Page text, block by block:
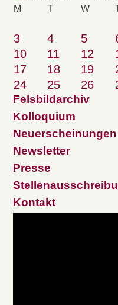
M T W
3
4 5
10
11 12
17
18 19
24
25 26
Felsbildarchiv
Kolloquium
Neuerscheinungen
Newsletter
Presse
Kontakt